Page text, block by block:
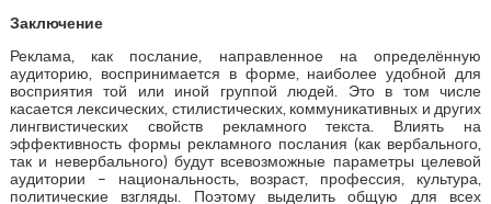
Заключение
Реклама, как послание, направленное на определённую
аудиторию, воспринимается в форме, наиболее удобной для
восприятия той или иной группой людей. Это в том числе
касается лексических, стилистических, коммуникативных и других
лингвистических свойств рекламного текста. Влиять на
эффективность формы рекламного послания (как вербального,
так и невербального) будут всевозможные параметры целевой
аудитории – национальность, возраст, профессия, культура,
политические взгляды. Поэтому выделить общую для всех